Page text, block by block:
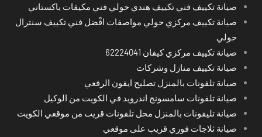
صيانة تكييف فني تكييف هندي حولي فني مكيفات باكستاني
صيانة تكييف مركزي حولي مواصفات افْضل فني تكييف سنترال
حولي
صيانة تكييف مركزي كيفان 62224041
صيانة تكييف منازل وشركات
صيانة تلفونات بالمنزل تصليح ايفون الرقعي
صيانة تلفونات سامسونج اندرويد في الكويت من الوكيل
صيانة تليفونات بالمنزل محل تلفونات قريب من موقعي الكويت
صيانة ثلاجات فوري قريب على موقعي